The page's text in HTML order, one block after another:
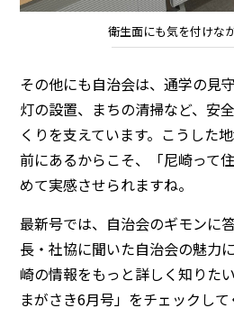
衛生面にも気を付けな
その他にも自治会は、通学の見
灯の設置、まちの清掃など、安
くりを支えています。こうした
前にあるからこそ、「尼崎って
めて実感させられますね。
最新号では、自治会のギモンに
長・社協に聞いた自治会の魅力
崎の情報をもっと詳しく知りた
まがさき6月号」をチェックして